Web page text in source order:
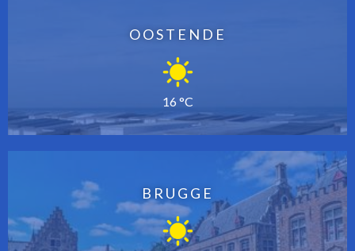
OOSTENDE
16 °C
BRUGGE